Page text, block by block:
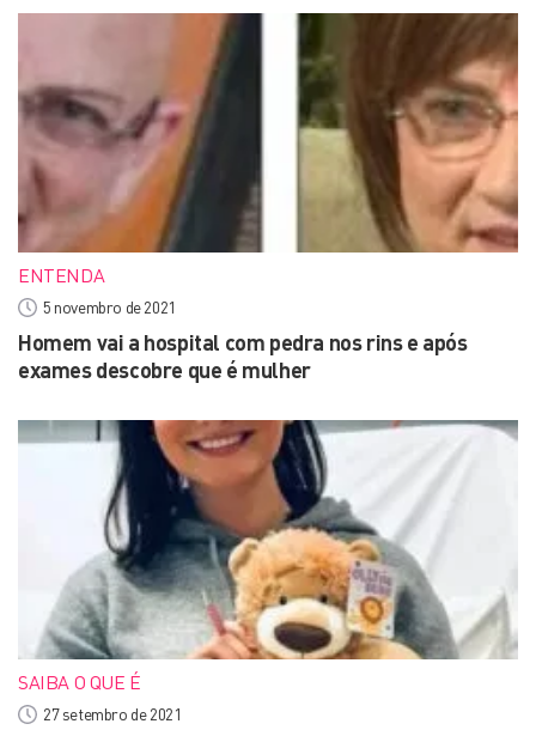
ENTENDA
5 novembro de 2021
Homem vai a hospital com pedra nos rins e após
exames descobre que é mulher
SAIBA O QUE É
27 setembro de 2021